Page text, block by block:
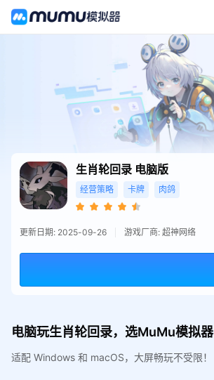
生肖轮回录 电脑版
经营策略 卡牌 肉鸽
更新日期: 2025-09-26 游戏厂商: 超神网络
电脑玩生肖轮回录，选MuMu模拟器
适配 Windows 和 macOS，大屏畅玩不受限！